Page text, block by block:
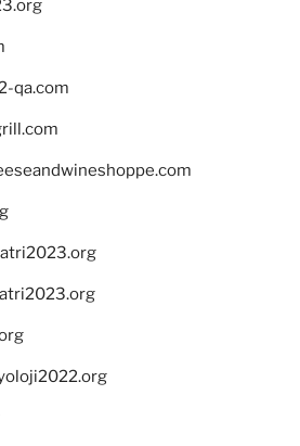
qa.com